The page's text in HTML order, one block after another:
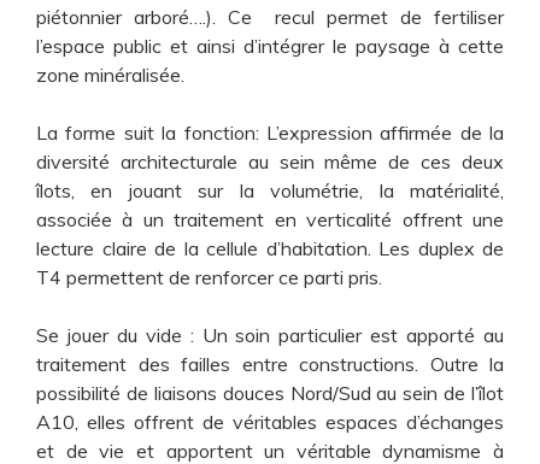
piétonnier arboré….). Ce recul permet de fertiliser
l’espace public et ainsi d’intégrer le paysage à cette
zone minéralisée.
La forme suit la fonction: L’expression affirmée de la
diversité architecturale au sein même de ces deux
îlots, en jouant sur la volumétrie, la matérialité,
associée à un traitement en verticalité offrent une
lecture claire de la cellule d’habitation. Les duplex de
T4 permettent de renforcer ce parti pris.
Se jouer du vide : Un soin particulier est apporté au
traitement des failles entre constructions. Outre la
possibilité de liaisons douces Nord/Sud au sein de l’îlot
A10, elles offrent de véritables espaces d’échanges
et de vie et apportent un véritable dynamisme à